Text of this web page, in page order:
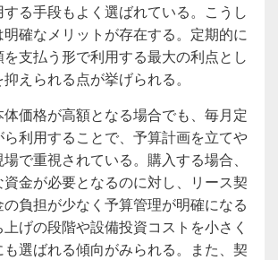
る手段もよく選ばれている。こうし
確なメリットが存在する。定期的に
支払う形で利用する最大の利点とし
えられる点が挙げられる。
価格が高額となる場合でも、毎月定
利用することで、予算計画を立てや
で重視されている。購入する場合、
金が必要となるのに対し、リース契
負担が少なく予算管理が明確になる
げの段階や設備投資コストを小さく
選ばれる傾向がみられる。また、契